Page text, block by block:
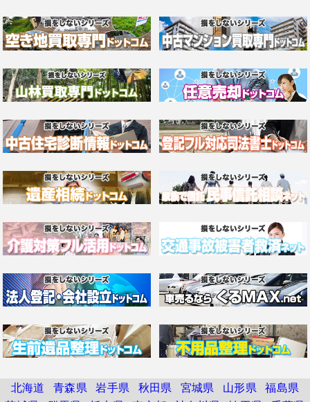
北海道 青森県 岩手県 秋田県 宮城県 山形県 福島県